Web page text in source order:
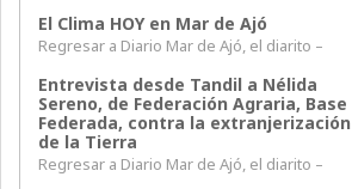
El Clima HOY en Mar de Ajó
Regresar a Diario Mar de Ajó, el diarito –
Entrevista desde Tandil a Nélida
Sereno, de Federación Agraria, Base
Federada, contra la extranjerización
de la Tierra
Regresar a Diario Mar de Ajó, el diarito –